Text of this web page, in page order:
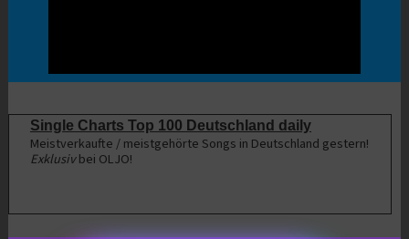
Single Charts Top 100 Deutschland daily
Meistverkaufte / meistgehörte Songs in Deutschland gestern!
Exklusivbei OLJO!